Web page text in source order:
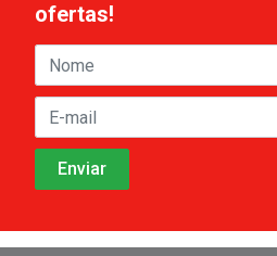
ofertas!